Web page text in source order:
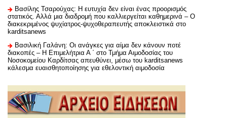
Βασίλης Τσαρούχας: Η ευτυχία δεν είναι ένας προορισμός
στατικός. Αλλά μια διαδρομή που καλλιεργείται καθημερινά – Ο
διακεκριμένος ψυχίατρος-ψυχοθεραπευτής αποκλειστικά στο
karditsanews
Βασιλική Γαλάνη: Οι ανάγκες για αίμα δεν κάνουν ποτέ
διακοπές – Η Επιμελήτρια Α ΄ στο Τμήμα Αιμοδοσίας του
Νοσοκομείου Καρδίτσας απευθύνει, μέσω του karditsanews
κάλεσμα ευαισθητοποίησης για εθελοντική αιμοδοσία